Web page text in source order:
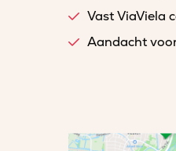
Vast ViaViela
Aandacht